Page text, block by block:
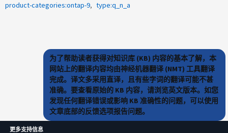
product-categories:ontap-9
type:q_n_a
为了帮助读者获得对知识库 (KB) 内容的基本了解，本
网站上的翻译内容均由神经机器翻译 (NMT) 工具翻译
完成。译文多采用直译，且有些字词的翻译可能不甚
准确。要查看原始的 KB 内容，请浏览英文版本。如您
发现任何翻译错误或影响 KB 准确性的问题，可以使用
文章底部的反馈选项报告问题。
更多支持信息